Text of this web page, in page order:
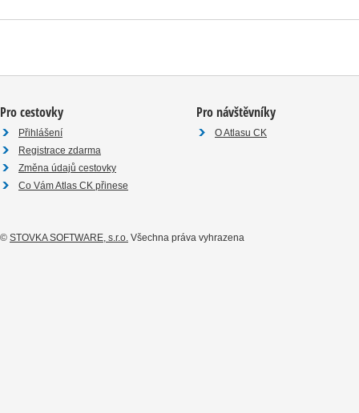
Pro cestovky
Přihlášení
Registrace zdarma
Změna údajů cestovky
Co Vám Atlas CK přinese
Pro návštěvníky
O Atlasu CK
© STOVKA SOFTWARE, s.r.o. Všechna práva vyhrazena